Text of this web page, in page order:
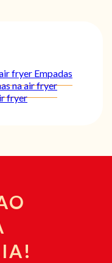
fryer Empadas
na air fryer
fryer